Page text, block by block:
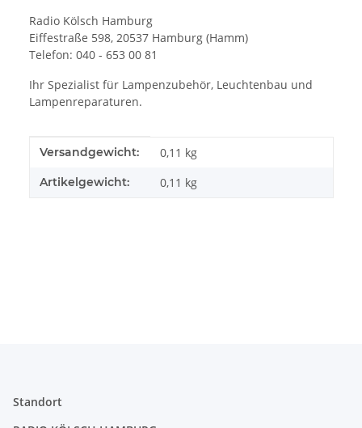
Radio Kölsch Hamburg
Eiffestraße 598, 20537 Hamburg (Hamm)
Telefon: 040 - 653 00 81
Ihr Spezialist für Lampenzubehör, Leuchtenbau und
Lampenreparaturen.
Produkteigenschaft
Wert
Versandgewicht: 0,11 kg
Artikelgewicht: 0,11 kg
Standort